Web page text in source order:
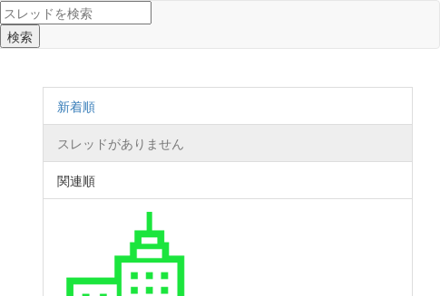
新着順
スレッドがありません
関連順